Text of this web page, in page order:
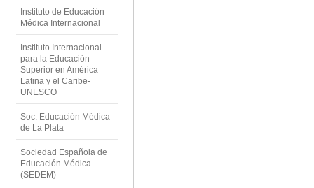
Instituto de Educación
Médica Internacional
Instituto Internacional
para la Educación
Superior en América
Latina y el Caribe-
UNESCO
Soc. Educación Médica
de La Plata
Sociedad Española de
Educación Médica
(SEDEM)